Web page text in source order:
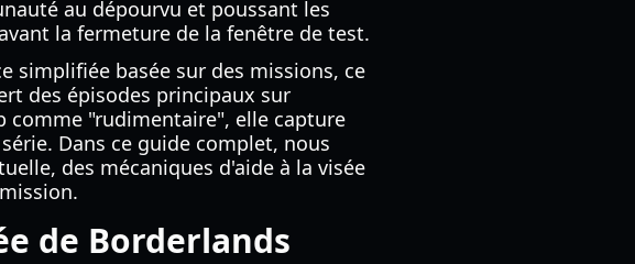
au dépourvu et poussant les
la fermeture de la fenêtre de test.
simplifiée basée sur des missions, ce
des épisodes principaux sur
comme "rudimentaire", elle capture
Dans ce guide complet, nous
des mécaniques d'aide à la visée
de Borderlands